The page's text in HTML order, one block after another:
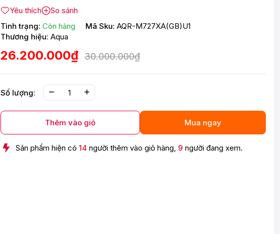
Yêu thích
So sánh
Tình trạng: Còn hàng Mã Sku: AQR-M727XA(GB)U1
Thương hiệu: Aqua
26.200.000₫ 30.000.000₫
Số lượng:
Thêm vào giỏ Mua ngay
Sản phẩm hiện có 14 người thêm vào giỏ hàng, 9 người đang xem.